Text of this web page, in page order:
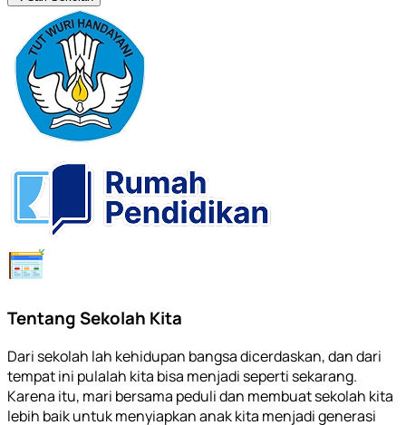
Tentang Sekolah Kita
Dari sekolah lah kehidupan bangsa dicerdaskan, dan dari
tempat ini pulalah kita bisa menjadi seperti sekarang.
Karena itu, mari bersama peduli dan membuat sekolah kita
lebih baik untuk menyiapkan anak kita menjadi generasi